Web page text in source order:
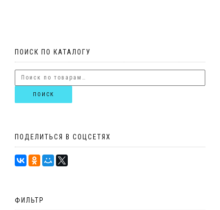
ПОИСК ПО КАТАЛОГУ
ПОИСК
ПОДЕЛИТЬСЯ В СОЦСЕТЯХ
ФИЛЬТР